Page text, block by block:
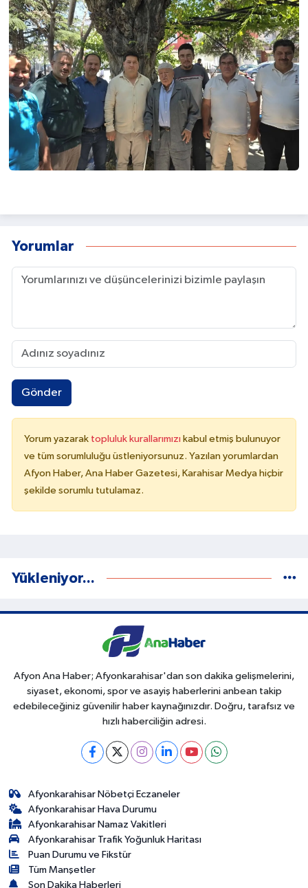
Yorumlar
Gönder
Yorum yazarak topluluk kurallarımızı kabul etmiş bulunuyor
ve tüm sorumluluğu üstleniyorsunuz. Yazılan yorumlardan
Afyon Haber, Ana Haber Gazetesi, Karahisar Medya hiçbir
şekilde sorumlu tutulamaz.
Yükleniyor...
Afyon Ana Haber; Afyonkarahisar'dan son dakika gelişmelerini,
siyaset, ekonomi, spor ve asayiş haberlerini anbean takip
edebileceğiniz güvenilir haber kaynağınızdır. Doğru, tarafsız ve
hızlı haberciliğin adresi.
Afyonkarahisar Nöbetçi Eczaneler
Afyonkarahisar Hava Durumu
Afyonkarahisar Namaz Vakitleri
Afyonkarahisar Trafik Yoğunluk Haritası
Puan Durumu ve Fikstür
Tüm Manşetler
Son Dakika Haberleri